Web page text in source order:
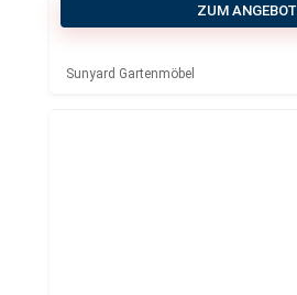
ZUM ANGEBOT
Sunyard Gartenmöbel